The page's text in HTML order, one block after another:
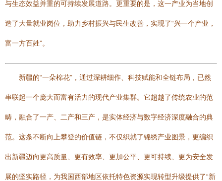
与生态效益并重的可持续发展道路。更重要的是，这一产业为当地创
造了大量就业岗位，助力乡村振兴与民生改善，实现了“兴一个产业，
富一方百姓”。
新疆的“一朵棉花”，通过深耕细作、科技赋能和全链布局，已然
串联起一个庞大而富有活力的现代产业集群。它超越了传统农业的范
畴，融合了一产、二产和三产，是实体经济与数字经济深度融合的典
范。这条不断向上攀登的价值链，不仅织就了锦绣产业图景，更编织
出新疆迈向更高质量、更有效率、更加公平、更可持续、更为安全发
展的坚实路径，为我国西部地区依托特色资源实现转型升级提供了“新